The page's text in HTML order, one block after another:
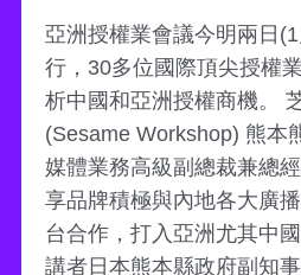
亞洲授權業會議今明兩日
行，30多位國際頂尖授權
析中國和亞洲授權商機。
(Sesame Workshop) 熊本
媒體業務高級副總裁兼總
享品牌積極與內地各大廣
台合作，打入亞洲尤其中
講者日本熊本縣政府副知